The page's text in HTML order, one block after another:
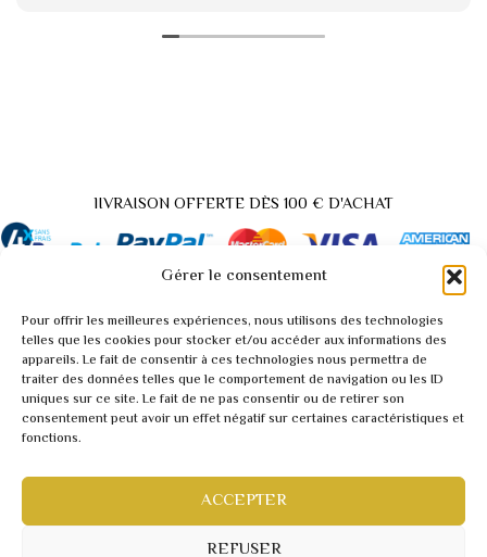
Gérer le consentement
Pour offrir les meilleures expériences, nous utilisons des technologies
telles que les cookies pour stocker et/ou accéder aux informations des
appareils. Le fait de consentir à ces technologies nous permettra de
traiter des données telles que le comportement de navigation ou les ID
uniques sur ce site. Le fait de ne pas consentir ou de retirer son
consentement peut avoir un effet négatif sur certaines caractéristiques et
fonctions.
ACCEPTER
REFUSER
lIVRAISON OFFERTE DÈS 100 € D'ACHAT
A propos / Contact
Demande tarif pro / vidéo
Politique de confidentialité
©2022 RARITY
Back
to
Top